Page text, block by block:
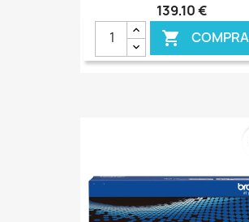
139,10 €
